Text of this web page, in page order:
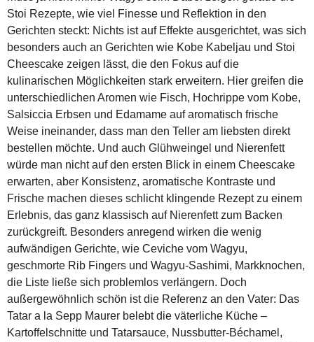
Stoi Rezepte, wie viel Finesse und Reflektion in den
Gerichten steckt: Nichts ist auf Effekte ausgerichtet, was sich
besonders auch an Gerichten wie Kobe Kabeljau und Stoi
Cheescake zeigen lässt, die den Fokus auf die
kulinarischen Möglichkeiten stark erweitern. Hier greifen die
unterschiedlichen Aromen wie Fisch, Hochrippe vom Kobe,
Salsiccia Erbsen und Edamame auf aromatisch frische
Weise ineinander, dass man den Teller am liebsten direkt
bestellen möchte. Und auch Glühweingel und Nierenfett
würde man nicht auf den ersten Blick in einem Cheescake
erwarten, aber Konsistenz, aromatische Kontraste und
Frische machen dieses schlicht klingende Rezept zu einem
Erlebnis, das ganz klassisch auf Nierenfett zum Backen
zurückgreift. Besonders anregend wirken die wenig
aufwändigen Gerichte, wie Ceviche vom Wagyu,
geschmorte Rib Fingers und Wagyu-Sashimi, Markknochen,
die Liste ließe sich problemlos verlängern. Doch
außergewöhnlich schön ist die Referenz an den Vater: Das
Tatar a la Sepp Maurer belebt die väterliche Küche –
Kartoffelschnitte und Tatarsauce, Nussbutter-Béchamel,